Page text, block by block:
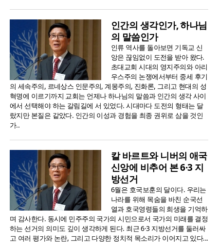
인간의 생각인가, 하나님
의 말씀인가
인류 역사를 돌아보면 기독교 신
앙은 끊임없이 도전을 받아 왔다.
초대교회 시대의 영지주의와 아리
우스주의 논쟁에서부터 중세 후기
의 세속주의, 르네상스 인문주의, 계몽주의, 진화론, 그리고 현대의 성
혁명에 이르기까지 교회는 언제나 하나님의 말씀과 인간의 생각 사이
에서 선택해야 하는 갈림길에 서 있었다. 시대마다 도전의 형태는 달
랐지만 본질은 같았다. 인간의 이성과 경험을 최종 권위로 삼을 것인
가..
칼 바르트와 니버의 애국
신앙에 비추어 본 6·3 지
방선거
6월은 호국보훈의 달이다. 우리는
나라를 위해 목숨을 바친 순국선
열과 호국영령들의 희생을 기억하
며 감사한다. 동시에 민주주의 국가의 시민으로서 국가의 미래를 결정
하는 선거의 의미도 깊이 생각하게 된다. 최근 6·3 지방선거를 둘러싸
고 여러 평가와 논란, 그리고 다양한 정치적 목소리가 이어지고 있다...